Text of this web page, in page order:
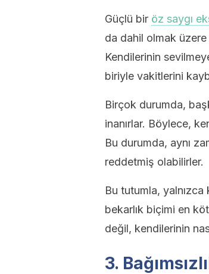
Güçlü bir öz saygı
da dahil olmak üzere
Kendilerinin
biriyle vakitlerini
Birçok durumda,
inanırlar. Böylece,
Bu durumda, aynı
reddetmiş olabilirler.
Bu tutumla, yalnızca
bekarlık biçimi en
değil, kendilerinin
3.